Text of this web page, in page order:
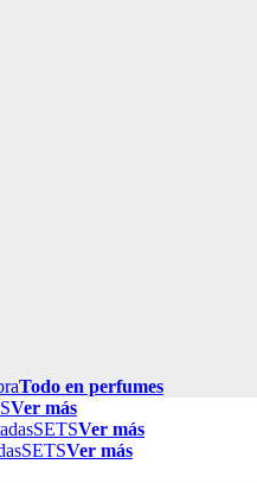
Todo en perfumes
Ver más
SETSVer más
SETSVer más